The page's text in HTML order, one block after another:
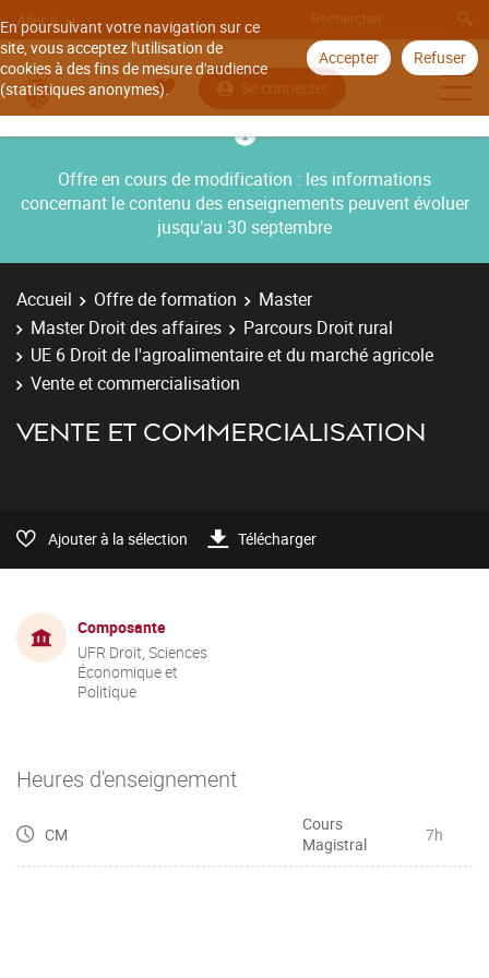
En poursuivant votre navigation sur ce
site, vous acceptez l'utilisation de
cookies à des fins de mesure d'audience
(statistiques anonymes).
Accepter Refuser
Aller à
Se connecter
Offre en cours de modification : les informations
concernant le contenu des enseignements peuvent évoluer
jusqu’au 30 septembre
Accueil Offre de formation
Master
Master Droit des affaires
Parcours Droit rural
UE 6 Droit de l'agroalimentaire et du marché agricole
Vente et commercialisation
VENTE ET COMMERCIALISATION
Ajouter à la sélection Télécharger
Composante
UFR Droit, Sciences
Économique et
Politique
Heures d'enseignement
CM
Cours
Magistral
7h